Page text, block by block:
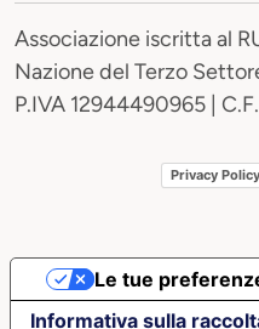
Associazione iscritta al
Nazione del Terzo
P.IVA 12944490965 |
Privacy Policy
Informativa sulla
Le tue